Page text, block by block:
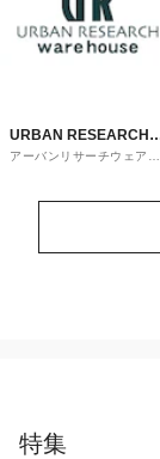
URBAN RESEARCH
ware house
アーバンリサーチウェアハ
特集